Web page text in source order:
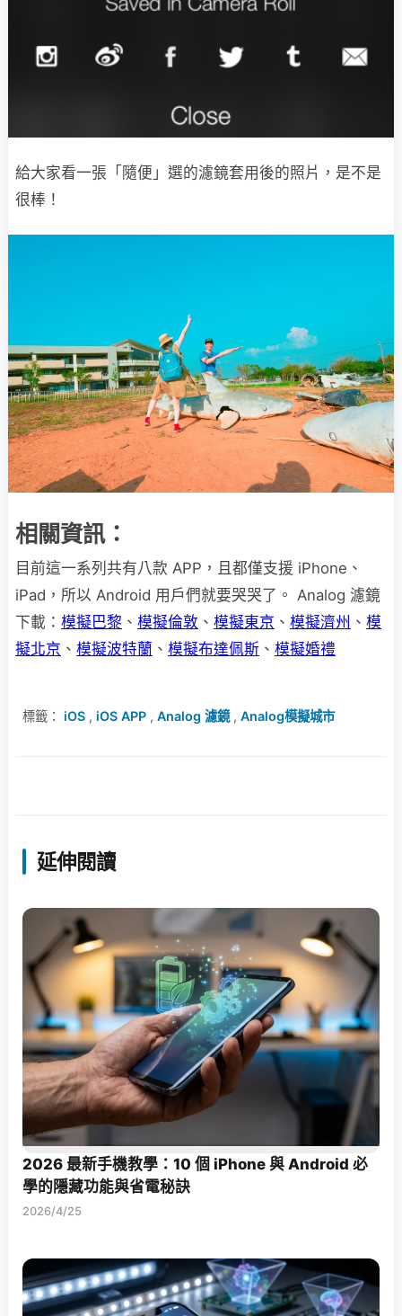
給大家看一張「隨便」選的濾鏡套用後的照片，是不是
很棒！
相關資訊：
目前這一系列共有八款 APP，且都僅支援 iPhone、
iPad，所以 Android 用戶們就要哭哭了。 Analog 濾鏡
下載： 模擬巴黎 、 模擬倫敦 、 模擬東京 、 模擬濟州 、 模
擬北京 、 模擬波特蘭 、 模擬布達佩斯 、 模擬婚禮
標籤： iOS , iOS APP , Analog 濾鏡, Analog模擬城市
延伸閱讀
2026 最新手機教學：10 個 iPhone 與 Android 必
學的隱藏功能與省電秘訣
2026/4/25